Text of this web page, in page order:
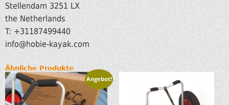
Stellendam 3251 LX
the Netherlands
T: +31187499440
info@hobie-kayak.com
Ähnliche Produkte
Angebot!